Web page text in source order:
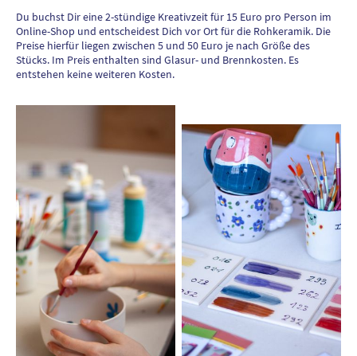
Du buchst Dir eine 2-stündige Kreativzeit für 15 Euro pro Person im
Online-Shop und entscheidest Dich vor Ort für die Rohkeramik. Die
Preise hierfür liegen zwischen 5 und 50 Euro je nach Größe des
Stücks. Im Preis enthalten sind Glasur- und Brennkosten. Es
entstehen keine weiteren Kosten.